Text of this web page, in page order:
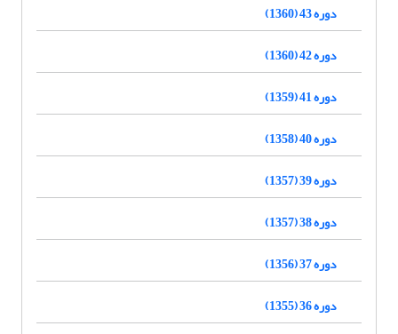
دوره 43 (1360)
دوره 42 (1360)
دوره 41 (1359)
دوره 40 (1358)
دوره 39 (1357)
دوره 38 (1357)
دوره 37 (1356)
دوره 36 (1355)